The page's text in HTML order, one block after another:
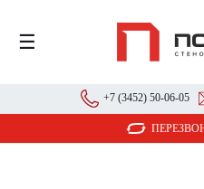
☰
+7 (3452) 50-06-05